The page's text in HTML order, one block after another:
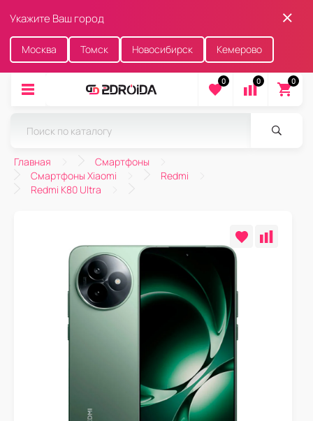
Укажите Ваш город
Москва Томск Новосибирск Кемерово
0 0 0
Главная
Смартфоны
Смартфоны Xiaomi
Redmi
Redmi K80 Ultra